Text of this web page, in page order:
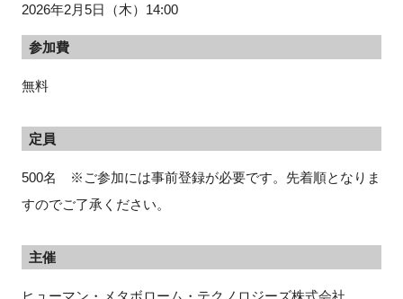
2026年2月5日（木）14:00
参加費
無料
定員
500名 ※ご参加には事前登録が必要です。先着順となりま
すのでご了承ください。
主催
ヒューマン・メタボローム・テクノロジーズ株式会社